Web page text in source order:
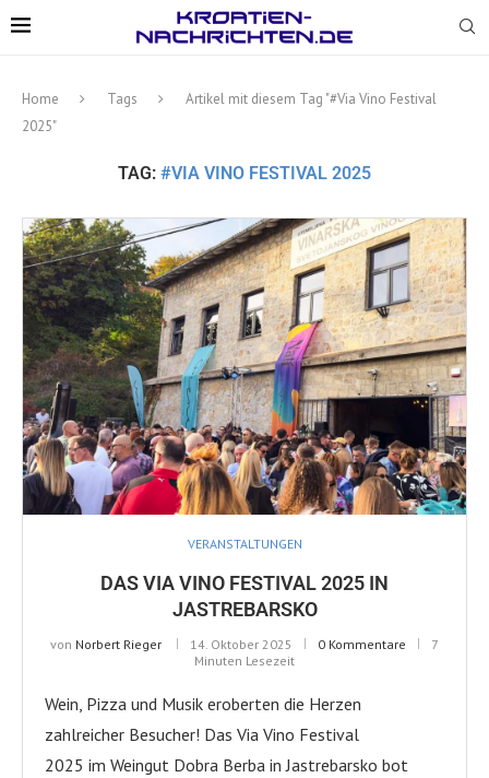
Home Tags
Artikel mit diesem Tag "#Via Vino Festival
2025"
TAG: #VIA VINO FESTIVAL 2025
VERANSTALTUNGEN
DAS VIA VINO FESTIVAL 2025 IN
JASTREBARSKO
von Norbert Rieger 14. Oktober 2025 0 Kommentare
7
Minuten Lesezeit
Wein, Pizza und Musik eroberten die Herzen
zahlreicher Besucher! Das Via Vino Festival
2025 im Weingut Dobra Berba in Jastrebarsko bot